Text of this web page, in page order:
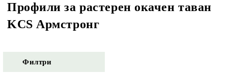
Профили за растерен окачен таван
KCS Армстронг
Филтри